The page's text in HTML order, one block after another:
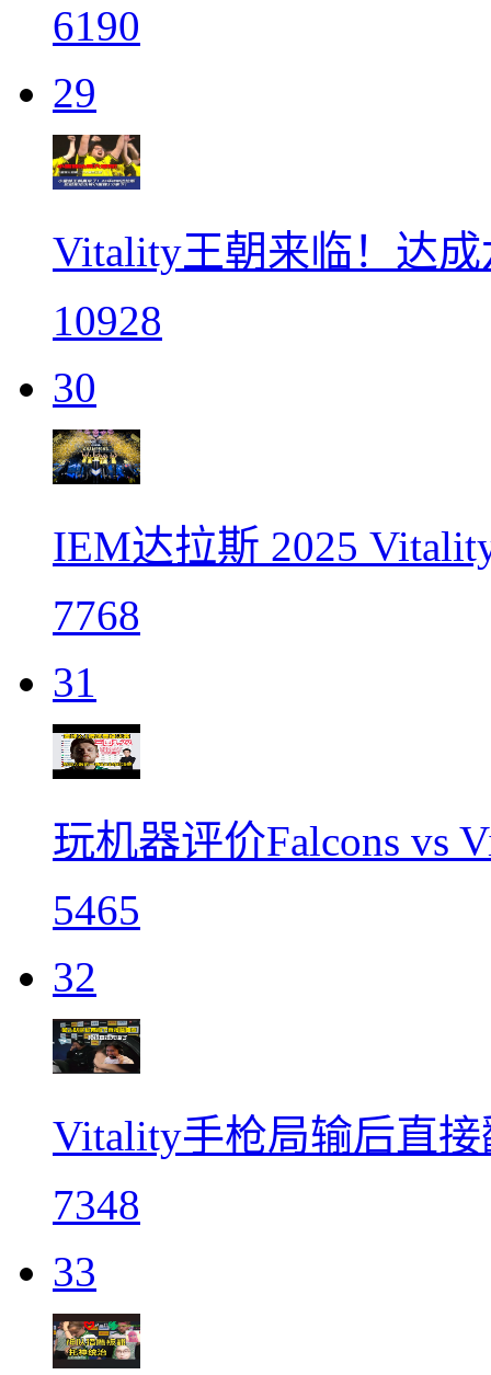
6190
29
Vitality王朝来临！达
10928
30
IEM达拉斯 2025
7768
31
玩机器评价Falcons vs
5465
32
Vitality手枪局输后直
7348
33